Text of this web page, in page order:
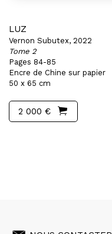
LUZ
Vernon Subutex, 2022
Tome 2
Pages 84-85
Encre de Chine sur papier
50 x 65 cm
2 000 €